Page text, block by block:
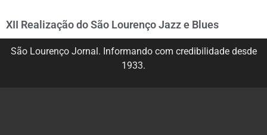
XII Realização do São Lourenço Jazz e Blues
São Lourenço Jornal. Informando com credibilidade desde
1933.